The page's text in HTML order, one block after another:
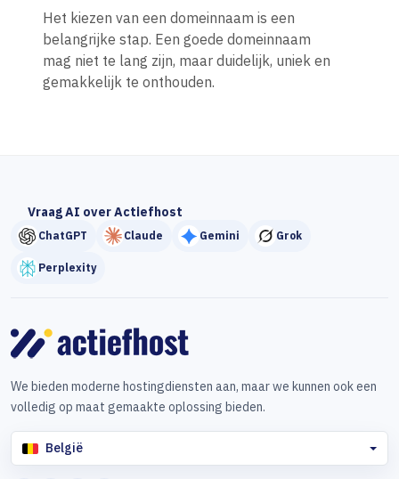
Het kiezen van een domeinnaam is een
belangrijke stap. Een goede domeinnaam
mag niet te lang zijn, maar duidelijk, uniek en
gemakkelijk te onthouden.
Vraag AI over Actiefhost
ChatGPT Claude Gemini Grok
Perplexity
We bieden moderne hostingdiensten aan, maar we kunnen ook een
volledig op maat gemaakte oplossing bieden.
België